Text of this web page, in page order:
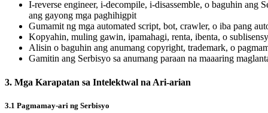
I-reverse engineer, i-decompile, i-disassemble, o baguhin ang
ang gayong mga paghihigpit
Gumamit ng mga automated script, bot, crawler, o iba pang
Kopyahin, muling gawin, ipamahagi, renta, ibenta, o
Alisin o baguhin ang anumang copyright, trademark, o
Gamitin ang Serbisyo sa anumang paraan na maaaring
3. Mga Karapatan sa Intelektwal na Ari-arian
3.1 Pagmamay-ari ng Serbisyo